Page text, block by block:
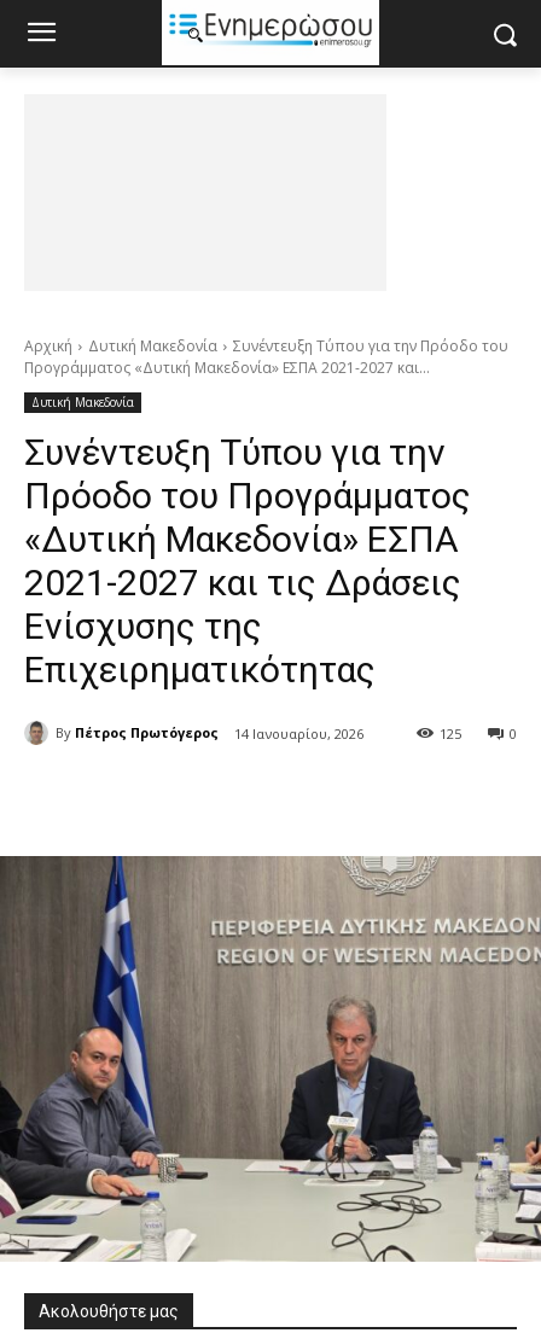
Αρχική Δυτική Μακεδονία
Συνέντευξη Τύπου για την Πρόοδο του
Προγράμματος «Δυτική Μακεδονία» ΕΣΠΑ 2021-2027 και...
Δυτική Μακεδονία
Συνέντευξη Τύπου για την
Πρόοδο του Προγράμματος
«Δυτική Μακεδονία» ΕΣΠΑ
2021-2027 και τις Δράσεις
Ενίσχυσης της
Επιχειρηματικότητας
By Πέτρος Πρωτόγερος 14 Ιανουαρίου, 2026 0
125
Ακολουθήστε μας